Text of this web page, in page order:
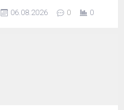
takmda tuttu.
06.08.2026 0 0